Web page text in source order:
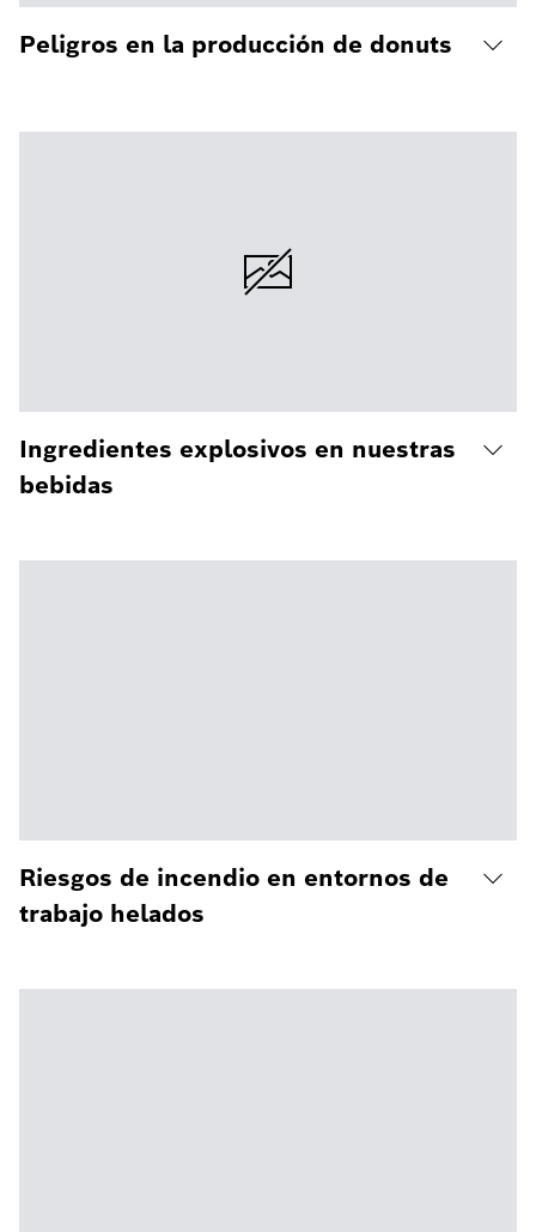
Peligros en la producción de donuts
Ingredientes explosivos en nuestras
bebidas
Riesgos de incendio en entornos de
trabajo helados